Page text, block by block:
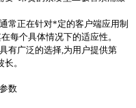
通常正在针对*定的客户端应用制
每个具体情况下的适应性。
具有广泛的选择,为用户提供第
。
参数